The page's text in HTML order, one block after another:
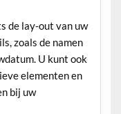
de lay-out van uw
zoals de namen
U kunt ook
elementen en
bij uw